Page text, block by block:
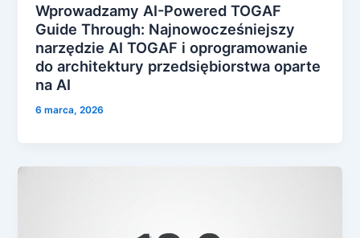
Wprowadzamy AI-Powered TOGAF
Guide Through: Najnowocześniejszy
narzędzie AI TOGAF i oprogramowanie
do architektury przedsiębiorstwa oparte
na AI
6 marca, 2026